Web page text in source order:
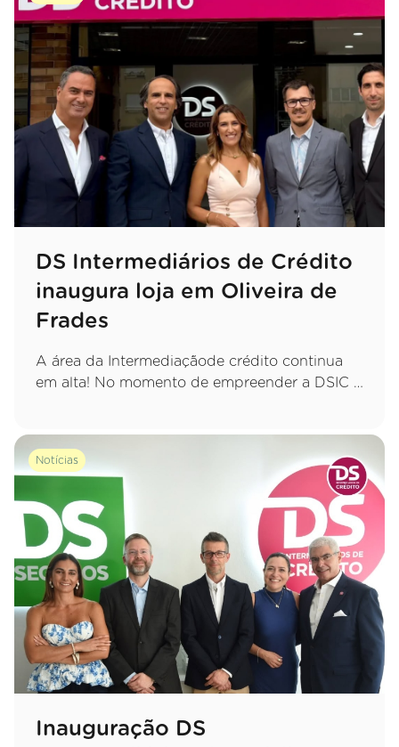
DS Intermediários de Crédito
inaugura loja em Oliveira de
Frades
A área da Intermediaçãode crédito continua
em alta! No momento de empreender a DSIC é
Notícias
Inauguração DS